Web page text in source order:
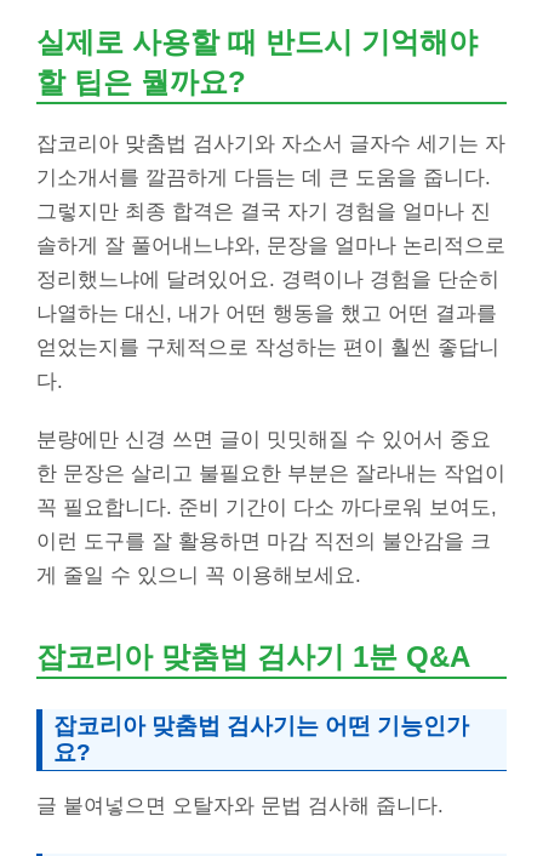
실제로 사용할 때 반드시 기억해야
할 팁은 뭘까요?
잡코리아 맞춤법 검사기와 자소서 글자수 세기는 자
기소개서를 깔끔하게 다듬는 데 큰 도움을 줍니다.
그렇지만 최종 합격은 결국 자기 경험을 얼마나 진
솔하게 잘 풀어내느냐와, 문장을 얼마나 논리적으로
정리했느냐에 달려있어요. 경력이나 경험을 단순히
나열하는 대신, 내가 어떤 행동을 했고 어떤 결과를
얻었는지를 구체적으로 작성하는 편이 훨씬 좋답니
다.
분량에만 신경 쓰면 글이 밋밋해질 수 있어서 중요
한 문장은 살리고 불필요한 부분은 잘라내는 작업이
꼭 필요합니다. 준비 기간이 다소 까다로워 보여도,
이런 도구를 잘 활용하면 마감 직전의 불안감을 크
게 줄일 수 있으니 꼭 이용해보세요.
잡코리아 맞춤법 검사기 1분 Q&A
잡코리아 맞춤법 검사기는 어떤 기능인가
요?
글 붙여넣으면 오탈자와 문법 검사해 줍니다.